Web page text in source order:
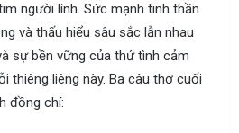
người lính. Sức mạnh tinh thần
và thấu hiểu sâu sắc lẫn nhau
sự bền vững của thứ tình cảm
thiêng liêng này. Ba câu thơ cuối
đồng chí: